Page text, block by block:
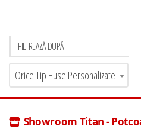
FILTREAZĂ DUPĂ
Orice Tip Huse Personalizate
Showroom Titan -